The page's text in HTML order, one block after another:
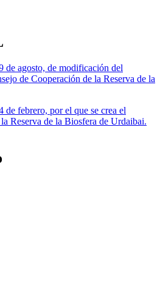
agosto, de modificación del
de Cooperación de la Reserva de la
febrero, por el que se crea el
Reserva de la Biosfera de Urdaibai.